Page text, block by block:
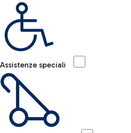
Assistenze speciali